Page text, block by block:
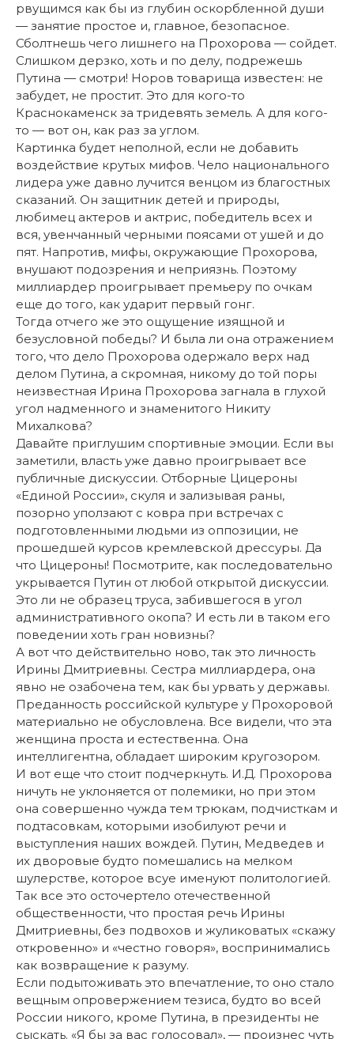
рвущимся как бы из глубин оскорбленной души
— занятие простое и, главное, безопасное.
Сболтнешь чего лишнего на Прохорова — сойдет.
Слишком дерзко, хоть и по делу, подрежешь
Путина — смотри! Норов товарища известен: не
забудет, не простит. Это для кого-то
Краснокаменск за тридевять земель. А для кого-
то — вот он, как раз за углом.
Картинка будет неполной, если не добавить
воздействие крутых мифов. Чело национального
лидера уже давно лучится венцом из благостных
сказаний. Он защитник детей и природы,
любимец актеров и актрис, победитель всех и
вся, увенчанный черными поясами от ушей и до
пят. Напротив, мифы, окружающие Прохорова,
внушают подозрения и неприязнь. Поэтому
миллиардер проигрывает премьеру по очкам
еще до того, как ударит первый гонг.
Тогда отчего же это ощущение изящной и
безусловной победы? И была ли она отражением
того, что дело Прохорова одержало верх над
делом Путина, а скромная, никому до той поры
неизвестная Ирина Прохорова загнала в глухой
угол надменного и знаменитого Никиту
Михалкова?
Давайте приглушим спортивные эмоции. Если вы
заметили, власть уже давно проигрывает все
публичные дискуссии. Отборные Цицероны
«Единой России», скуля и зализывая раны,
позорно уползают с ковра при встречах с
подготовленными людьми из оппозиции, не
прошедшей курсов кремлевской дрессуры. Да
что Цицероны! Посмотрите, как последовательно
укрывается Путин от любой открытой дискуссии.
Это ли не образец труса, забившегося в угол
административного окопа? И есть ли в таком его
поведении хоть гран новизны?
А вот что действительно ново, так это личность
Ирины Дмитриевны. Сестра миллиардера, она
явно не озабочена тем, как бы урвать у державы.
Преданность российской культуре у Прохоровой
материально не обусловлена. Все видели, что эта
женщина проста и естественна. Она
интеллигентна, обладает широким кругозором.
И вот еще что стоит подчеркнуть. И.Д. Прохорова
ничуть не уклоняется от полемики, но при этом
она совершенно чужда тем трюкам, подчисткам и
подтасовкам, которыми изобилуют речи и
выступления наших вождей. Путин, Медведев и
их дворовые будто помешались на мелком
шулерстве, которое всуе именуют политологией.
Так все это осточертело отечественной
общественности, что простая речь Ирины
Дмитриевны, без подвохов и жуликоватых «скажу
откровенно» и «честно говоря», воспринимались
как возвращение к разуму.
Если подытоживать это впечатление, то оно стало
вещным опровержением тезиса, будто во всей
России никого, кроме Путина, в президенты не
сыскать. «Я бы за вас голосовал», — произнес чуть